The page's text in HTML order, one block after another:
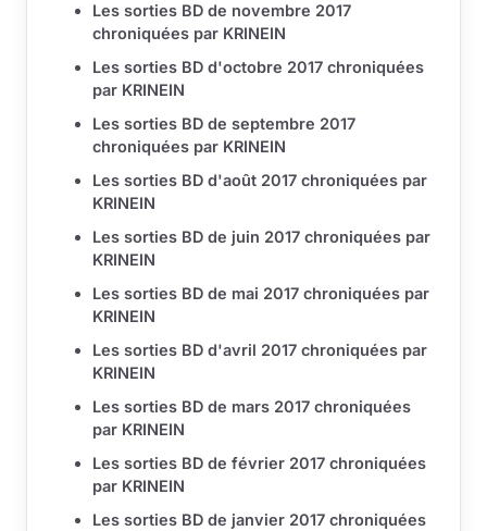
Les sorties BD de novembre 2017
chroniquées par KRINEIN
Les sorties BD d'octobre 2017 chroniquées
par KRINEIN
Les sorties BD de septembre 2017
chroniquées par KRINEIN
Les sorties BD d'août 2017 chroniquées par
KRINEIN
Les sorties BD de juin 2017 chroniquées par
KRINEIN
Les sorties BD de mai 2017 chroniquées par
KRINEIN
Les sorties BD d'avril 2017 chroniquées par
KRINEIN
Les sorties BD de mars 2017 chroniquées
par KRINEIN
Les sorties BD de février 2017 chroniquées
par KRINEIN
Les sorties BD de janvier 2017 chroniquées